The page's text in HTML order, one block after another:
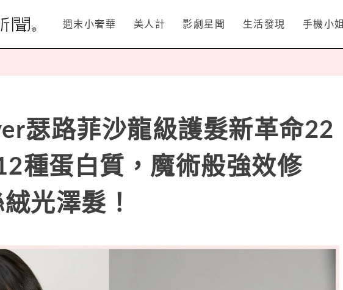
週末小奢華 美人計 影劇星聞 生活發現 手機小姐
瑟路菲沙龍級護髮新革命22
種蛋白質，魔術般強效修
光澤髮！